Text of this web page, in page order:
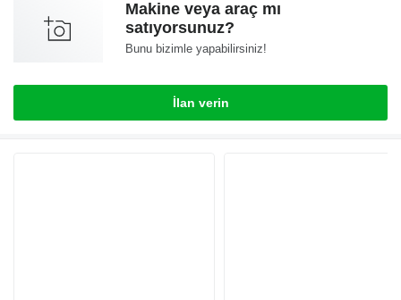
Makine veya araç mı
satıyorsunuz?
Bunu bizimle yapabilirsiniz!
İlan verin